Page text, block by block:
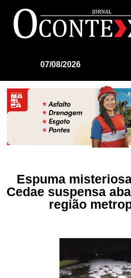
07/08/2026
Espuma
Cedae suspensa
região